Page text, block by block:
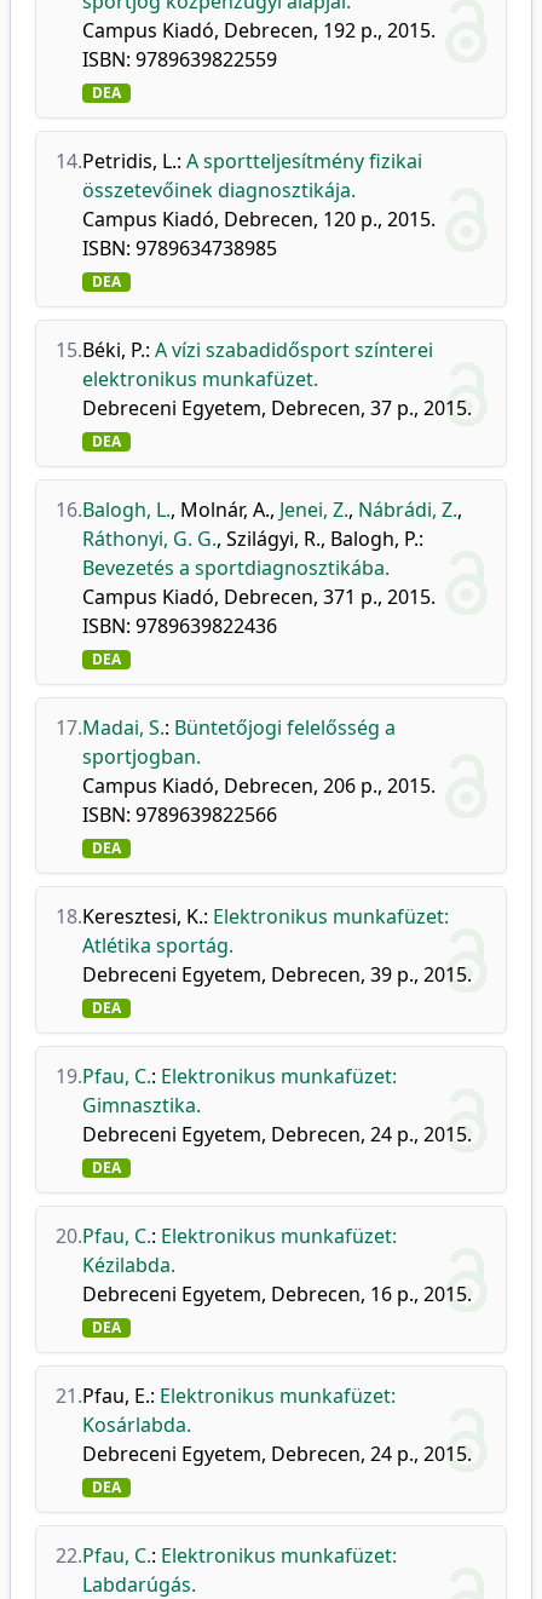
Campus Kiadó, Debrecen, 192 p., 2015.
ISBN: 9789639822559
DEA
14.Petridis, L.: A sportteljesítmény fizikai
összetevőinek diagnosztikája.
Campus Kiadó, Debrecen, 120 p., 2015.
ISBN: 9789634738985
DEA
15.Béki, P.: A vízi szabadidősport színterei
elektronikus munkafüzet.
Debreceni Egyetem, Debrecen, 37 p., 2015.
DEA
16.Balogh, L., Molnár, A., Jenei, Z., Nábrádi, Z.,
Ráthonyi, G. G., Szilágyi, R., Balogh, P.:
Bevezetés a sportdiagnosztikába.
Campus Kiadó, Debrecen, 371 p., 2015.
ISBN: 9789639822436
DEA
17.Madai, S.: Büntetőjogi felelősség a
sportjogban.
Campus Kiadó, Debrecen, 206 p., 2015.
ISBN: 9789639822566
DEA
18.Keresztesi, K.: Elektronikus munkafüzet:
Atlétika sportág.
Debreceni Egyetem, Debrecen, 39 p., 2015.
DEA
19.Pfau, C.: Elektronikus munkafüzet:
Gimnasztika.
Debreceni Egyetem, Debrecen, 24 p., 2015.
DEA
20.Pfau, C.: Elektronikus munkafüzet:
Kézilabda.
Debreceni Egyetem, Debrecen, 16 p., 2015.
DEA
21.Pfau, E.: Elektronikus munkafüzet:
Kosárlabda.
Debreceni Egyetem, Debrecen, 24 p., 2015.
DEA
22.Pfau, C.: Elektronikus munkafüzet:
Labdarúgás.